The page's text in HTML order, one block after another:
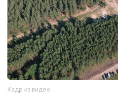
Кадр из видео